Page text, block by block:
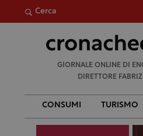
Cerca
GIORNALE ONLINE DI
DIRETTORE
CONSUMI TURISMO